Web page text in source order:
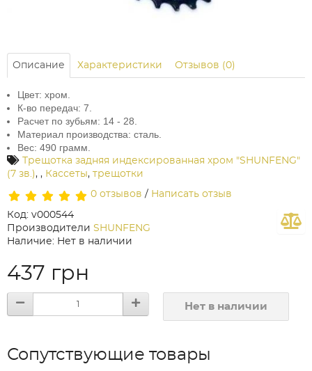
Описание Характеристики Отзывов (0)
Цвет: хром.
К-во передач: 7.
Расчет по зубьям: 14 - 28.
Материал производства: сталь.
Вес: 490 грамм.
Трещотка задняя индексированная хром "SHUNFENG"
(7 зв.), , Кассеты, трещотки
0 отзывов / Написать отзыв
Код: v000544
Производители SHUNFENG
Наличие: Нет в наличии
437 грн
Нет в наличии
Сопутствующие товары